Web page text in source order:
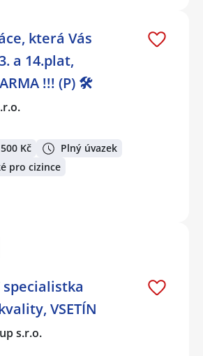
která Vás
a 14.plat,
!!! (P) 🛠️
Kč
Plný úvazek
pro cizince
VSETÍN
s.r.o.